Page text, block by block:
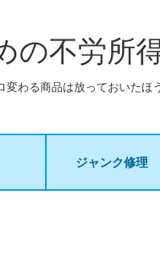
の不労所
わる商品は放っておいたほ
ジャンク修理